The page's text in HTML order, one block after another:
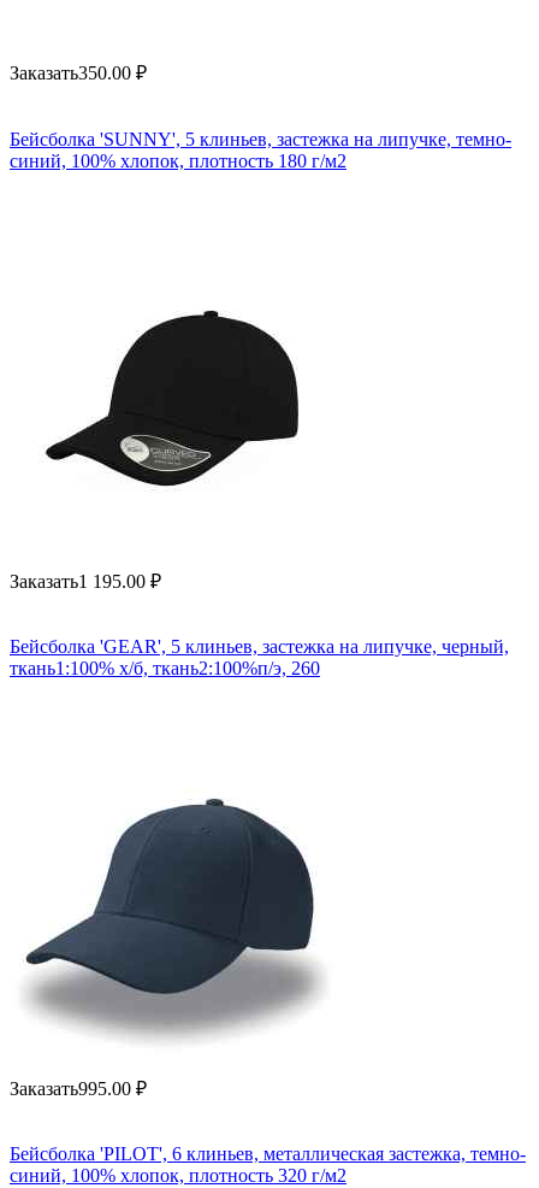
Заказать350.00 ₽
Бейсболка 'SUNNY', 5 клиньев, застежка на липучке, темно-
синий, 100% хлопок, плотность 180 г/м2
Заказать1 195.00 ₽
Бейсболка 'GEAR', 5 клиньев, застежка на липучке, черный,
ткань1:100% х/б, ткань2:100%п/э, 260
Заказать995.00 ₽
Бейсболка 'PILOT', 6 клиньев, металлическая застежка, темно-
синий, 100% хлопок, плотность 320 г/м2